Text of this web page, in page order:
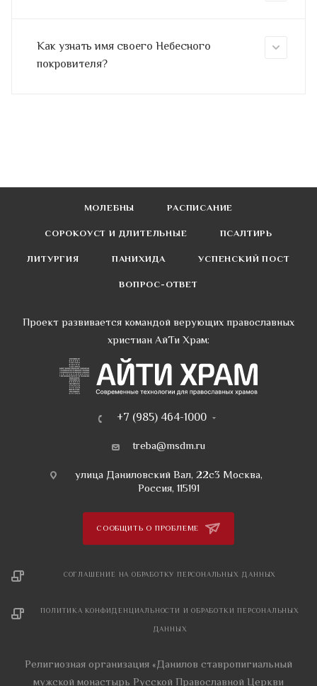
Как узнать имя своего Небесного
покровителя?
МОЛЕБНЫ
РАСПИСАНИЕ
СОРОКОУСТ И ДЛИТЕЛЬНЫЕ
ПСАЛТИРЬ
ЛИТУРГИЯ
ПАНИХИДА
УСПЕНСКИЙ ПОСТ
ВОПРОС-ОТВЕТ
Проект развивается командой верующих православных
христиан АйТи Храм:
+7 (985) 464-1000
treba@msdm.ru
улица Даниловский Вал, 22с3 Москва,
Россия, 115191
СООБЩИТЬ О ПРОБЛЕМЕ
СОГЛАШЕНИЕ НА ОБРАБОТКУ ПЕРСОНАЛЬНЫХ ДАННЫХ
ПОЛИТИКА КОНФИДЕНЦИАЛЬНОСТИ И ОБРАБОТКИ ПЕРСОНАЛЬНЫХ
ДАННЫХ
Религиозная организация «Данилов ставропигиальный